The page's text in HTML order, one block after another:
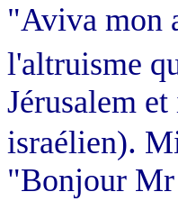
"Aviva mon
l'altruisme
Jérusalem et
israélien).
"Bonjour Mr